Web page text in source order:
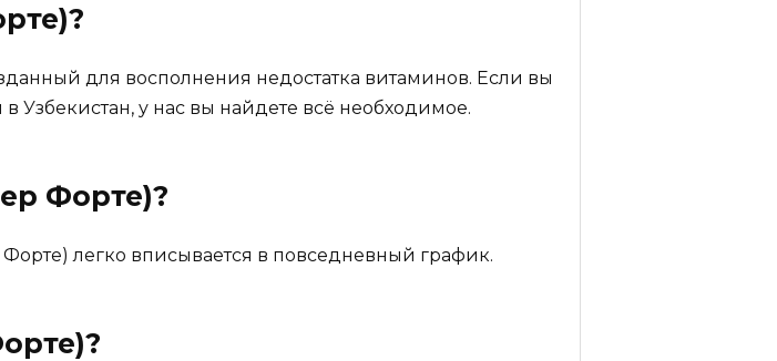
?
для восполнения недостатка витаминов. Если вы
Узбекистан, у нас вы найдете всё необходимое.
Форте)?
легко вписывается в повседневный график.
?